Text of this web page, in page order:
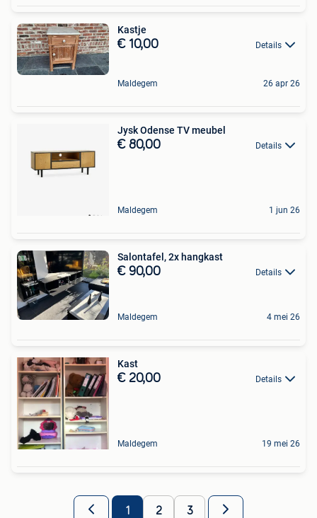
Kastje
€ 10,00 Details
Maldegem 26 apr 26
Jysk Odense TV meubel
€ 80,00 Details
Maldegem 1 jun 26
Salontafel, 2x hangkast
€ 90,00 Details
Maldegem 4 mei 26
Kast
€ 20,00 Details
Maldegem 19 mei 26
1 2 3